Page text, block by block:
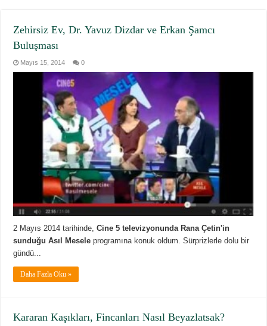
Zehirsiz Ev, Dr. Yavuz Dizdar ve Erkan Şamcı
Buluşması
Mayıs 15, 2014 0
2 Mayıs 2014 tarihinde,Cine 5 televizyonunda Rana Çetin'in
sunduğu Asıl Mesele programına konuk oldum. Sürprizlerle dolu bir
gündü...
Daha Fazla Oku »
Kararan Kaşıkları, Fincanları Nasıl Beyazlatsak?